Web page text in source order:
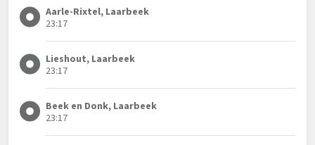
Aarle-Rixtel, Laarbeek
23:17
Lieshout, Laarbeek
23:17
Beek en Donk, Laarbeek
23:17